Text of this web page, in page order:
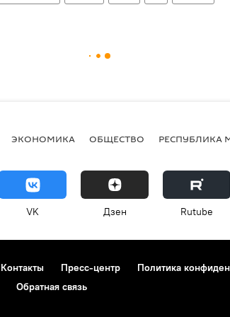
ЭКОНОМИКА ОБЩЕСТВО РЕСПУБЛИКА
VK Дзен Rutube
Контакты Пресс-центр Политика
Обратная связь